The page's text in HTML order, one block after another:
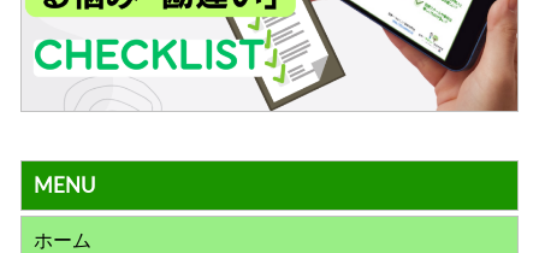
MENU
ホーム